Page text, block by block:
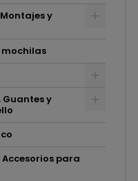
y
mochilas
Guantes y
Accesorios para